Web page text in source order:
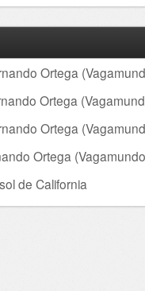
Ortega
Ortega
Ortega
Ortega
de California